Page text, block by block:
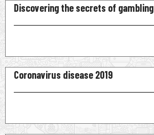
Discovering the secrets of gambling
Coronavirus disease 2019